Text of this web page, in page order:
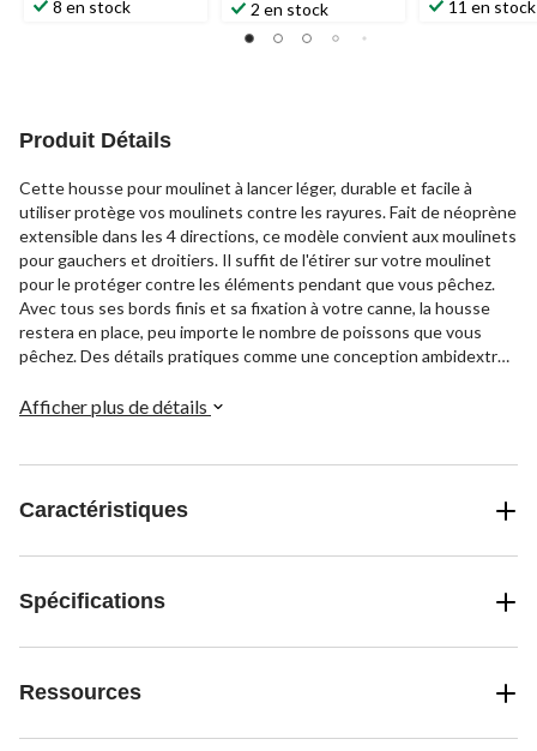
8 en stock 2 en stock 11 en stock
Produit Détails
Cette housse pour moulinet à lancer léger, durable et facile à
utiliser protège vos moulinets contre les rayures. Fait de néoprène
extensible dans les 4 directions, ce modèle convient aux moulinets
pour gauchers et droitiers. Il suffit de l'étirer sur votre moulinet
pour le protéger contre les éléments pendant que vous pêchez.
Avec tous ses bords finis et sa fixation à votre canne, la housse
restera en place, peu importe le nombre de poissons que vous
pêchez. Des détails pratiques comme une conception ambidextre
font une housse de qualité qui vous permettra de pêcher plus
Afficher plus de détails
Caractéristiques
Spécifications
Ressources